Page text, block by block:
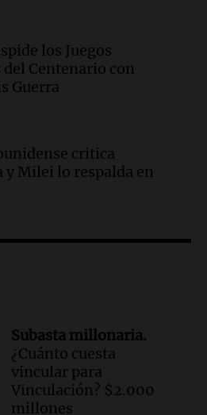
de Agostina Vega, tras
"En esa casa
derribó el mito
qué alimentos
los 25 años, lucha
necesita un trasplante
viviend
los Juegos
Centenario con
Guerra
critica
y Milei lo respalda en
Subasta millonaria.
¿Cuánto cuesta
vincular para
Vinculación? $2.000
millones